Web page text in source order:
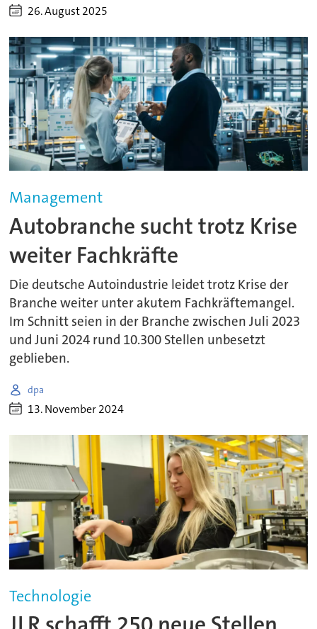
26. August 2025
Management
Autobranche sucht trotz Krise
weiter Fachkräfte
Die deutsche Autoindustrie leidet trotz Krise der
Branche weiter unter akutem Fachkräftemangel.
Im Schnitt seien in der Branche zwischen Juli 2023
und Juni 2024 rund 10.300 Stellen unbesetzt
geblieben.
dpa
13. November 2024
Technologie